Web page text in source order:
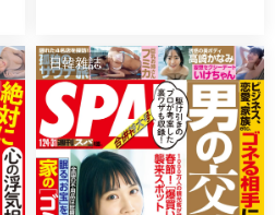
日韓雜誌